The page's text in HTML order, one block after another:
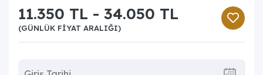
11.350 TL - 34.050 TL
(GÜNLÜK FIYAT ARALIĞI)